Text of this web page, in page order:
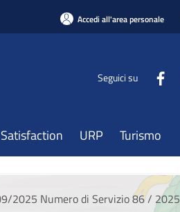
Accedi all'area personale
Seguici su
URP Turismo
2025 Numero di Servizio 86 / 2025